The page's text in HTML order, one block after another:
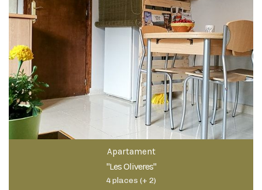
Apartament
"Les Oliveres"
4 places (+ 2)